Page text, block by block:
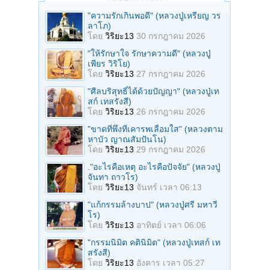
"ความรักเกินพอดี" (หลวงปู่เหรียญ วร
ลาโภ)
โดย วิริยะ13 30 กรกฎาคม 2026
"ให้รักษาใจ รักษาความดี" (หลวงปู่
เพียร วิริโย)
โดย วิริยะ13 27 กรกฎาคม 2026
"ศีลบริสุทธิ์ได้ด้วยปัญญา" (หลวงปู่เท
สก์ เทสรังสี)
โดย วิริยะ13 26 กรกฎาคม 2026
"ขาดที่พึ่งที่เคารพเลื่อมใส" (หลวงตาม
หาบัว ญาณสัมปันโน)
โดย วิริยะ13 29 กรกฎาคม 2026
."อะไรคือเหตุ อะไรคือปัจจัย" (หลวงปู่
จันทา ถาวโร)
โดย วิริยะ13 จันทร์ เวลา 06:13
"แก้กรรมล้างบาป" (หลวงปู่ศรี มหาวี
โร)
โดย วิริยะ13 อาทิตย์ เวลา 06:06
"กรรมนิมิต คตินิมิต" (หลวงปู่เทสก์ เท
สรังสี)
โดย วิริยะ13 อังคาร เวลา 05:27